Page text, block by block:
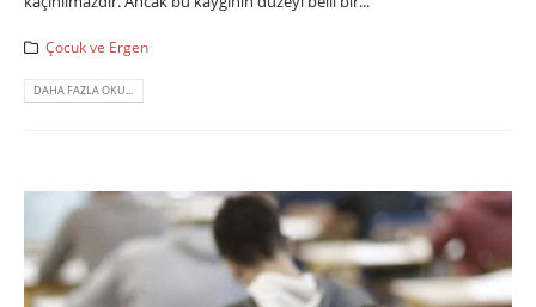
Çocuk ve Ergen
DAHA FAZLA OKU...